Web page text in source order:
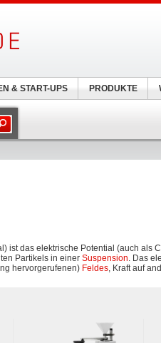
ist das elektrische Potential (auch als
Partikels in einer Suspension. Das
hervorgerufenen) Feldes, Kraft auf
& START-UPS PRODUKTE